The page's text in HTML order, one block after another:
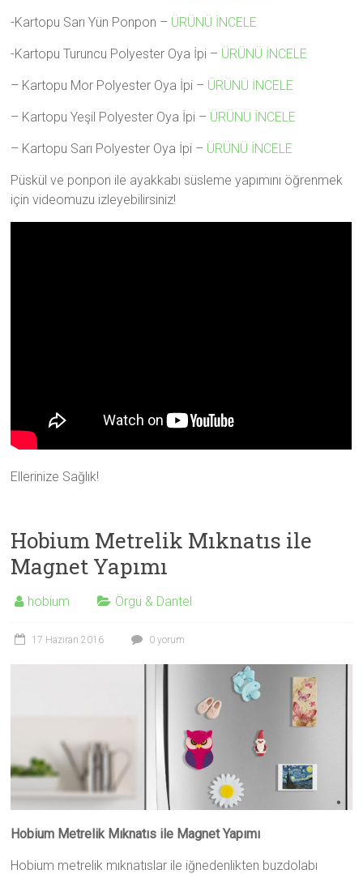
-Kartopu Sarı Yün Ponpon – ÜRÜNÜ İNCELE
-Kartopu Turuncu Polyester Oya İpi – ÜRÜNÜ İNCELE
– Kartopu Mor Polyester Oya İpi – ÜRÜNÜ İNCELE
– Kartopu Yeşil Polyester Oya İpi – ÜRÜNÜ İNCELE
– Kartopu Sarı Polyester Oya İpi – ÜRÜNÜ İNCELE
Püskül ve ponpon ile ayakkabı süsleme yapımını öğrenmek
için videomuzu izleyebilirsiniz!
Ellerinize Sağlık!
Hobium Metrelik Mıknatıs ile
Magnet Yapımı
hobium Örgü & Dantel
17 Haziran 2016 0 yorum
Hobium Metrelik Mıknatıs ile Magnet Yapımı
Hobium metrelik mıknatıslar ile iğnedenlikten buzdolabı